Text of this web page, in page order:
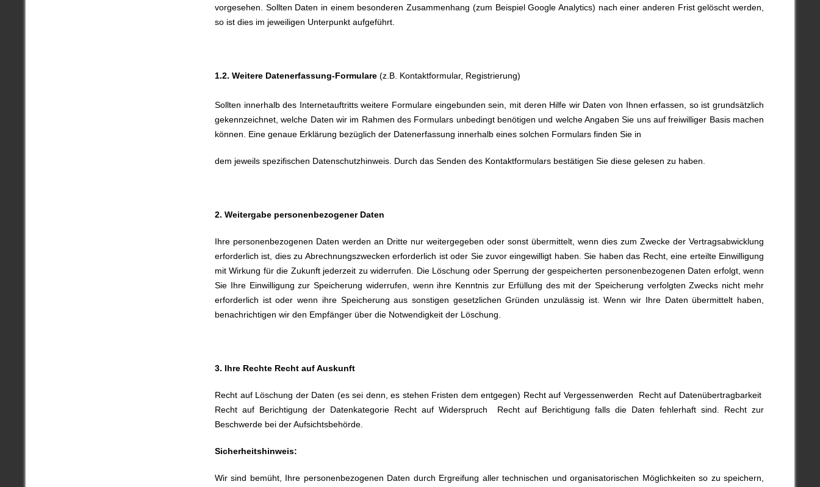
vorgesehen. Sollten Daten in einem besonderen Zusammenhang (zum Beispiel Google Analytics) nach einer anderen Frist gelöscht werden,
so ist dies im jeweiligen Unterpunkt aufgeführt.
1.2. Weitere Datenerfassung-Formulare (z.B. Kontaktformular, Registrierung)
Sollten innerhalb des Internetauftritts weitere Formulare eingebunden sein, mit deren Hilfe wir Daten von Ihnen erfassen, so ist grundsätzlich
gekennzeichnet, welche Daten wir im Rahmen des Formulars unbedingt benötigen und welche Angaben Sie uns auf freiwilliger Basis machen
können. Eine genaue Erklärung bezüglich der Datenerfassung innerhalb eines solchen Formulars finden Sie in
dem jeweils spezifischen Datenschutzhinweis. Durch das Senden des Kontaktformulars bestätigen Sie diese gelesen zu haben.
2. Weitergabe personenbezogener Daten
Ihre personenbezogenen Daten werden an Dritte nur weitergegeben oder sonst übermittelt, wenn dies zum Zwecke der Vertragsabwicklung
erforderlich ist, dies zu Abrechnungszwecken erforderlich ist oder Sie zuvor eingewilligt haben. Sie haben das Recht, eine erteilte Einwilligung
mit Wirkung für die Zukunft jederzeit zu widerrufen. Die Löschung oder Sperrung der gespeicherten personenbezogenen Daten erfolgt, wenn
Sie Ihre Einwilligung zur Speicherung widerrufen, wenn ihre Kenntnis zur Erfüllung des mit der Speicherung verfolgten Zwecks nicht mehr
erforderlich ist oder wenn ihre Speicherung aus sonstigen gesetzlichen Gründen unzulässig ist. Wenn wir Ihre Daten übermittelt haben,
benachrichtigen wir den Empfänger über die Notwendigkeit der Löschung.
3. Ihre Rechte Recht auf Auskunft
Recht auf Löschung der Daten (es sei denn, es stehen Fristen dem entgegen) Recht auf Vergessenwerden Recht auf Datenübertragbarkeit
Recht auf Berichtigung der Datenkategorie Recht auf Widerspruch Recht auf Berichtigung falls die Daten fehlerhaft sind. Recht zur
Beschwerde bei der Aufsichtsbehörde.
Sicherheitshinweis:
Wir sind bemüht, Ihre personenbezogenen Daten durch Ergreifung aller technischen und organisatorischen Möglichkeiten so zu speichern,